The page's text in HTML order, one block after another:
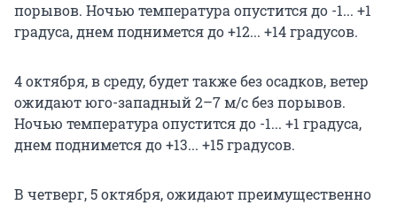
порывов. Ночью температура опустится до -1... +1
градуса, днем поднимется до +12... +14 градусов.
4 октября, в среду, будет также без осадков, ветер
ожидают юго-западный 2–7 м/с без порывов.
Ночью температура опустится до -1... +1 градуса,
днем поднимется до +13... +15 градусов.
В четверг, 5 октября, ожидают преимущественно